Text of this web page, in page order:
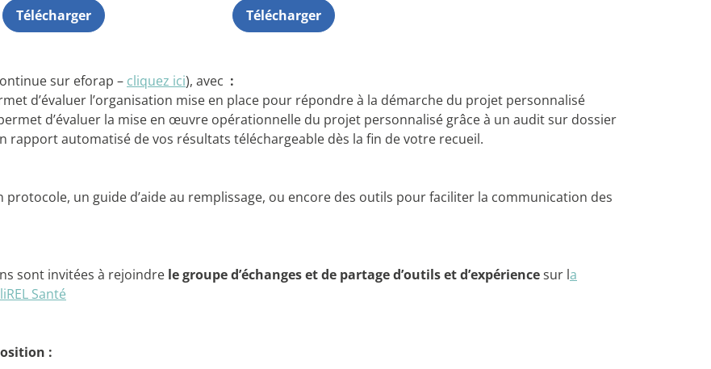
Télécharger Télécharger
sur eforap – cliquez ici), avec :
d’évaluer l’organisation mise en place pour répondre à la démarche du projet personnalisé
d’évaluer la mise en œuvre opérationnelle du projet personnalisé grâce à un audit sur dossier
rapport automatisé de vos résultats téléchargeable dès la fin de votre recueil.
protocole, un guide d’aide au remplissage, ou encore des outils pour faciliter la communication des
sont invitées à rejoindre le groupe d’échanges et de partage d’outils et d’expériencesur la
Santé
: